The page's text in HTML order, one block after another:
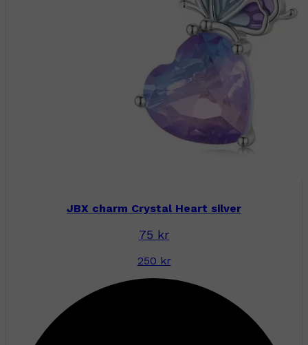
JBX charm Crystal Heart silver
75 kr
250 kr